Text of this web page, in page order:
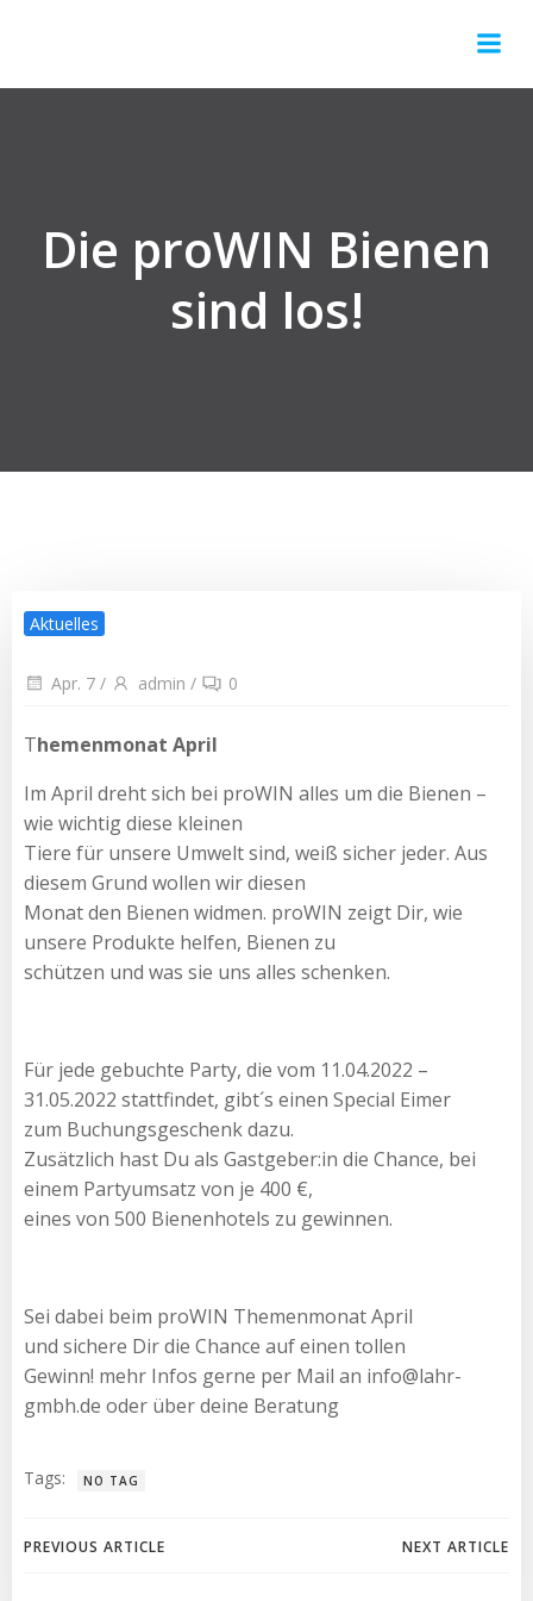
Die proWIN Bienen
sind los!
Aktuelles
Apr. 7 / admin / 0
Themenmonat April
Im April dreht sich bei proWIN alles um die Bienen –
wie wichtig diese kleinen
Tiere für unsere Umwelt sind, weiß sicher jeder. Aus
diesem Grund wollen wir diesen
Monat den Bienen widmen. proWIN zeigt Dir, wie
unsere Produkte helfen, Bienen zu
schützen und was sie uns alles schenken.
Für jede gebuchte Party, die vom 11.04.2022 –
31.05.2022 stattfindet, gibt´s einen Special Eimer
zum Buchungsgeschenk dazu.
Zusätzlich hast Du als Gastgeber:in die Chance, bei
einem Partyumsatz von je 400 €,
eines von 500 Bienenhotels zu gewinnen.
Sei dabei beim proWIN Themenmonat April
und sichere Dir die Chance auf einen tollen
Gewinn! mehr Infos gerne per Mail an info@lahr-
gmbh.de oder über deine Beratung
Tags: NO TAG
Beitragsnavigation
PREVIOUS ARTICLE NEXT ARTICLE